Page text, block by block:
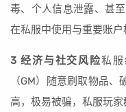
毒、个人信息泄露、甚
在私服中使用与重要账户
3 经济与社交风险私
（GM）随意刷取物品
高，极易被骗，私服玩家